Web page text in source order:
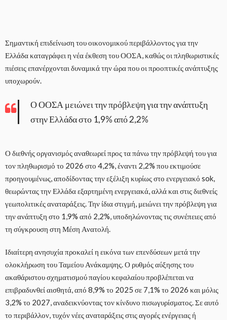
Σημαντική επιδείνωση του οικονομικού περιβάλλοντος για την
Ελλάδα καταγράφει η νέα έκθεση του ΟΟΣΑ, καθώς οι πληθωριστικές
πιέσεις επανέρχονται δυναμικά την ώρα που οι προοπτικές ανάπτυξης
υποχωρούν.
Ο ΟΟΣΑ μειώνει την πρόβλεψη για την ανάπτυξη
στην Ελλάδα στο 1,9% από 2,2%
Ο διεθνής οργανισμός αναθεωρεί προς τα πάνω την πρόβλεψή του για
τον πληθωρισμό το 2026 στο 4,2%, έναντι 2,2% που εκτιμούσε
προηγουμένως, αποδίδοντας την εξέλιξη κυρίως στο ενεργειακό sok,
θεωρώντας την Ελλάδα εξαρτημένη ενεργειακά, αλλά και στις διεθνείς
γεωπολιτικές αναταράξεις. Την ίδια στιγμή, μειώνει την πρόβλεψη για
την ανάπτυξη στο 1,9% από 2,2%, υποδηλώνοντας τις συνέπειες από
τη σύγκρουση στη Μέση Ανατολή.
Ιδιαίτερη ανησυχία προκαλεί η εικόνα των επενδύσεων μετά την
ολοκλήρωση του Ταμείου Ανάκαμψης. Ο ρυθμός αύξησης του
ακαθάριστου σχηματισμού παγίου κεφαλαίου προβλέπεται να
επιβραδυνθεί αισθητά, από 8,9% το 2025 σε 7,1% το 2026 και μόλις
3,2% το 2027, αναδεικνύοντας τον κίνδυνο πισωγυρίσματος. Σε αυτό
το περιβάλλον, τυχόν νέες αναταράξεις στις αγορές ενέργειας ή